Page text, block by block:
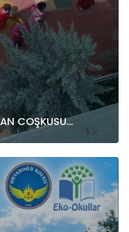
COŞKUSU...